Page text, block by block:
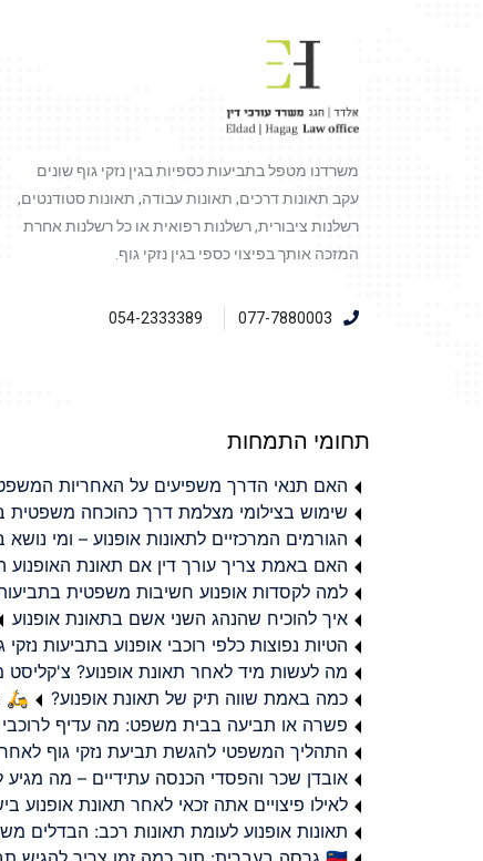
משרדנו מטפל בתביעות כספיות בגין נזקי גוף שונים
עקב תאונות דרכים, תאונות עבודה, תאונות סטודנטים,
רשלנות ציבורית, רשלנות רפואית או כל רשלנות אחרת
המזכה אותך בפיצוי כספי בגין נזקי גוף.
077-7880003
054-2333389
תחומי התמחות
האם תנאי הדרך משפיעים על האחריות
שימוש בצילומי מצלמת דרך כהוכחה משפטית
הגורמים המרכזיים לתאונות אופנוע – ומי
האם באמת צריך עורך דין אם תאונת האופנוע
למה לקסדות אופנוע חשיבות משפטית בתביעות
איך להוכיח שהנהג השני אשם בתאונת אופנוע
הטיות נפוצות כלפי רוכבי אופנוע בתביעות נזקי
מה לעשות מיד לאחר תאונת אופנוע?
כמה באמת שווה תיק של תאונת אופנוע?
🛵
פשרה או תביעה בבית משפט: מה עדיף לרוכבי
התהליך המשפטי להגשת תביעת נזקי גוף
אובדן שכר והפסדי הכנסה עתידיים – מה מגיע
לאילו פיצויים אתה זכאי לאחר תאונת אופנוע
תאונות אופנוע לעומת תאונות רכב: הבדלים